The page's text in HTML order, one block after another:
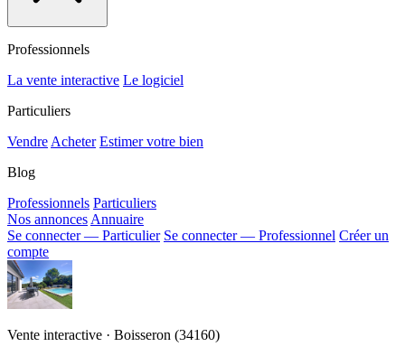
Professionnels
La vente interactive Le logiciel
Particuliers
Vendre Acheter Estimer votre bien
Blog
Professionnels Particuliers
Nos annonces Annuaire
Se connecter — Particulier Se connecter — Professionnel Créer un
compte
Vente interactive · Boisseron (34160)